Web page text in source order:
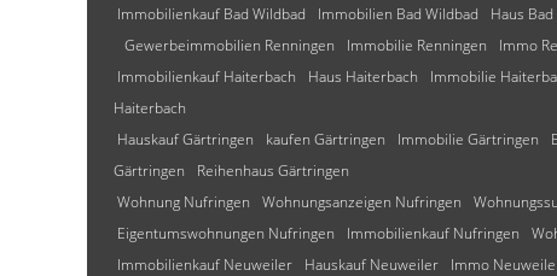
Immobilienkauf Bad Wildbad
Immobilien Bad Wildbad Haus
Gewerbeimmobilien Renningen
Immobilie Renningen Immo
Immobilienkauf Haiterbach
Haus Haiterbach Immobilie
Haiterbach
Hauskauf Gärtringen
kaufen Gärtringen Immobilie Gärtringen
Gärtringen
Reihenhaus Gärtringen
Wohnung Nufringen
Wohnungsanzeigen Nufringen
Eigentumswohnungen Nufringen
Immobilienkauf Nufringen
Immobilienkauf Neuweiler
Hauskauf Neuweiler Immo